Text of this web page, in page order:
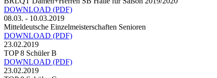
DOWNLOAD (PDF)
08.03. - 10.03.2019
Mitteldeutsche Einzelmeisterschaften Senioren
DOWNLOAD (PDF)
23.02.2019
TOP 8 Schüler B
DOWNLOAD (PDF)
23.02.2019